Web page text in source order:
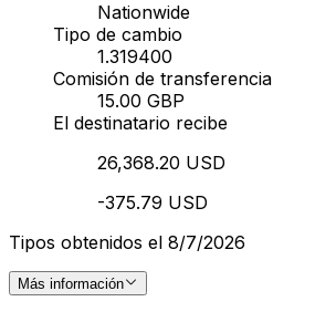
Nationwide
Tipo de cambio
1.319400
Comisión de transferencia
15.00 GBP
El destinatario recibe
26,368.20 USD
-375.79 USD
Tipos obtenidos el 8/7/2026
Más información